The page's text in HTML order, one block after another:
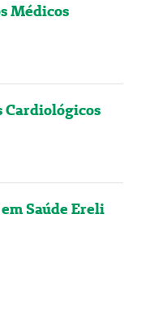
Médicos
Cardiológicos
Saúde Ereli